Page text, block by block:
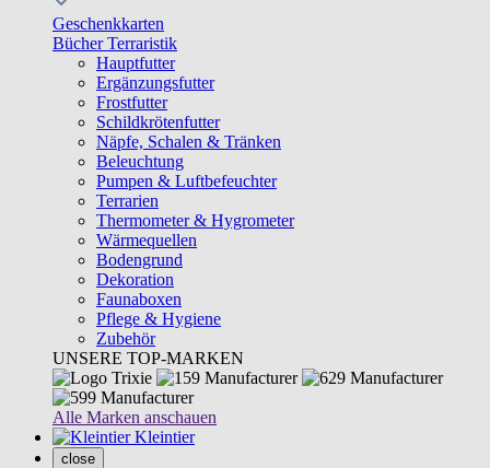
Geschenkkarten
Bücher Terraristik
Hauptfutter
Ergänzungsfutter
Frostfutter
Schildkrötenfutter
Näpfe, Schalen & Tränken
Beleuchtung
Pumpen & Luftbefeuchter
Terrarien
Thermometer & Hygrometer
Wärmequellen
Bodengrund
Dekoration
Faunaboxen
Pflege & Hygiene
Zubehör
UNSERE TOP-MARKEN
Alle Marken anschauen
Kleintier
close